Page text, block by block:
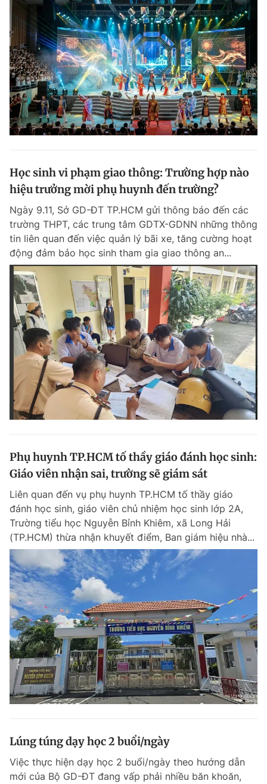
Theo dõi báo trên
Hotline
0906 645 777
Liên hệ quảng cáo
0908 780 404
Đặt báo Quảng cáo RSS Tòa soạn Chính sách bảo
Tổng biên tập: Nguyễn Ngọc Toàn
Tổng thư ký tòa soạn: Đức Trung
Giấy phép xuất bản số 110/GP - BTTTT cấp ngày 24.3.2020
© 2003-2026 Bản quyền thuộc về Báo Thanh Niên. Cấm sao chép
dưới mọi hình thức nếu không có sự chấp thuận bằng văn bản.
Phát triển bởi ePi Technologies, JSC.
Học sinh vi phạm giao thông: Trường hợp nào
hiệu trưởng mời phụ huynh đến trường?
Ngày 9.11, Sở GD-ĐT TP.HCM gửi thông báo đến các
trường THPT, các trung tâm GDTX-GDNN những thông
tin liên quan đến việc quản lý bãi xe, tăng cường hoạt
động đảm bảo học sinh tham gia giao thông an...
Phụ huynh TP.HCM tố thầy giáo đánh học sinh:
Giáo viên nhận sai, trường sẽ giám sát
Liên quan đến vụ phụ huynh TP.HCM tố thầy giáo
đánh học sinh, giáo viên chủ nhiệm học sinh lớp 2A,
Trường tiểu học Nguyễn Bỉnh Khiêm, xã Long Hải
(TP.HCM) thừa nhận khuyết điểm, Ban giám hiệu nhà...
Lúng túng dạy học 2 buổi/ngày
Việc thực hiện dạy học 2 buổi/ngày theo hướng dẫn
mới của Bộ GD-ĐT đang vấp phải nhiều băn khoăn,